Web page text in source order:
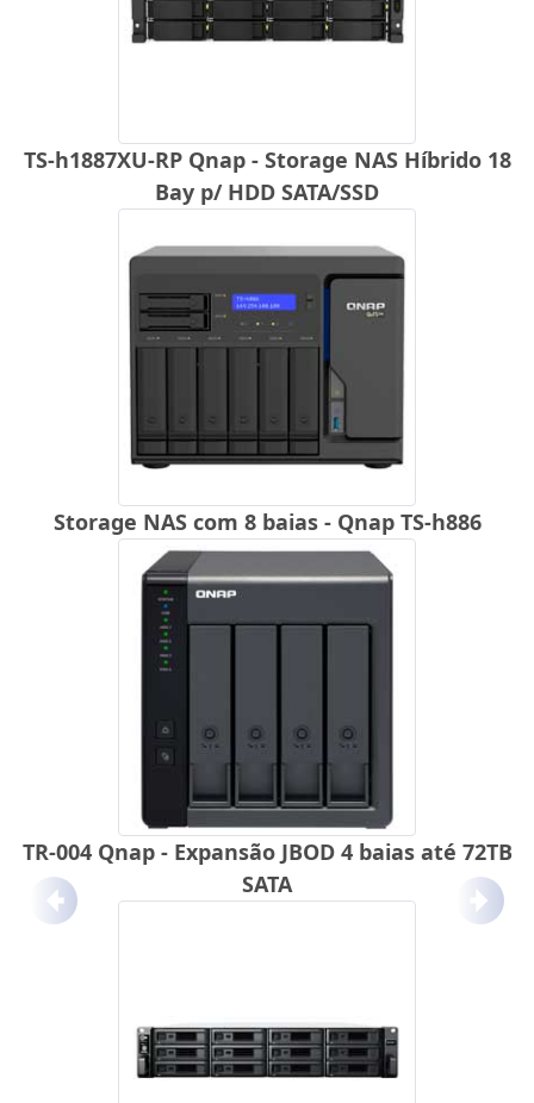
TS-h1887XU-RP Qnap - Storage NAS Híbrido 18
Bay p/ HDD SATA/SSD
Storage NAS com 8 baias - Qnap TS-h886
TR-004 Qnap - Expansão JBOD 4 baias até 72TB
SATA
Anterior